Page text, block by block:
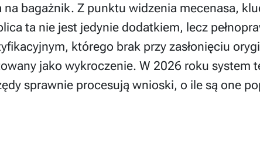
bagażnik. Z punktu widzenia mecenasa,
ta nie jest jedynie dodatkiem, lecz
którego brak przy zasłonięciu
jako wykroczenie. W 2026 roku system
sprawnie procesują wnioski, o ile są one